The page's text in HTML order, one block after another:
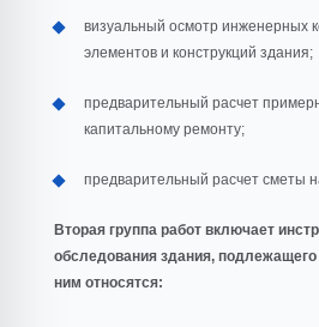
визуальный осмотр инженерных
элементов и конструкций здания;
предварительный расчет
капитальному ремонту;
предварительный расчет сметы
Вторая группа работ включает
обследования здания,
ним относятся: